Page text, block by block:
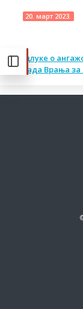
20. март 2023.
Одлуке о
града Врања